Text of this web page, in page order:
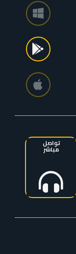
تواصل
مباشر